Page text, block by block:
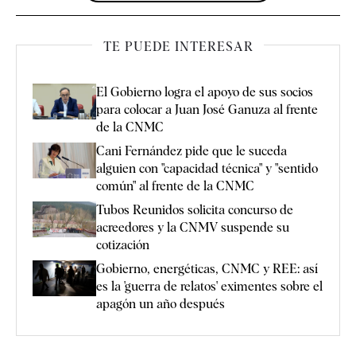
TE PUEDE INTERESAR
El Gobierno logra el apoyo de sus socios
para colocar a Juan José Ganuza al frente
de la CNMC
Cani Fernández pide que le suceda
alguien con "capacidad técnica" y "sentido
común" al frente de la CNMC
Tubos Reunidos solicita concurso de
acreedores y la CNMV suspende su
cotización
Gobierno, energéticas, CNMC y REE: así
es la 'guerra de relatos' eximentes sobre el
apagón un año después